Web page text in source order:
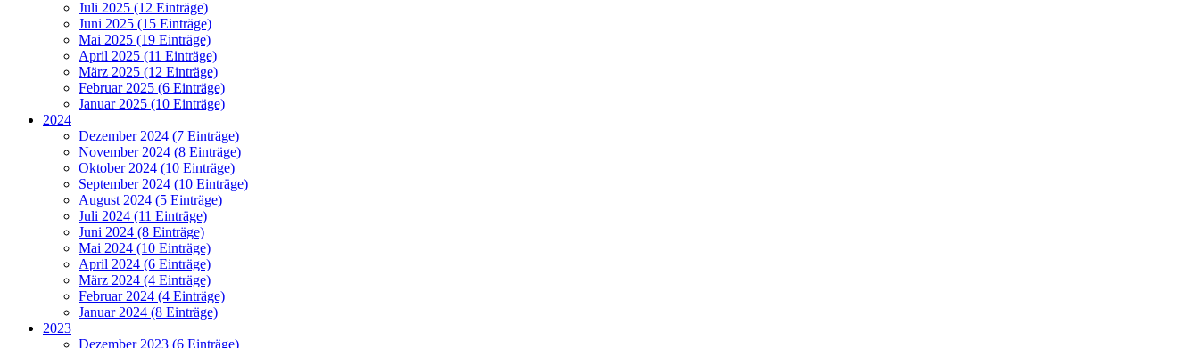
Juli 2025 (12 Einträge)
Juni 2025 (15 Einträge)
Mai 2025 (19 Einträge)
April 2025 (11 Einträge)
März 2025 (12 Einträge)
Februar 2025 (6 Einträge)
Januar 2025 (10 Einträge)
2024
Dezember 2024 (7 Einträge)
November 2024 (8 Einträge)
Oktober 2024 (10 Einträge)
September 2024 (10 Einträge)
August 2024 (5 Einträge)
Juli 2024 (11 Einträge)
Juni 2024 (8 Einträge)
Mai 2024 (10 Einträge)
April 2024 (6 Einträge)
März 2024 (4 Einträge)
Februar 2024 (4 Einträge)
Januar 2024 (8 Einträge)
2023
Dezember 2023 (6 Einträge)